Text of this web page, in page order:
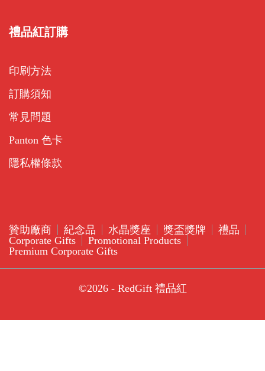
禮品紅訂購
印刷方法
訂購須知
常見問題
Panton 色卡
隱私權條款
贊助廠商 紀念品 水晶獎座 獎盃獎牌
禮品
Corporate Gifts
Promotional Products
Premium Corporate Gifts
©2026 - RedGift 禮品紅